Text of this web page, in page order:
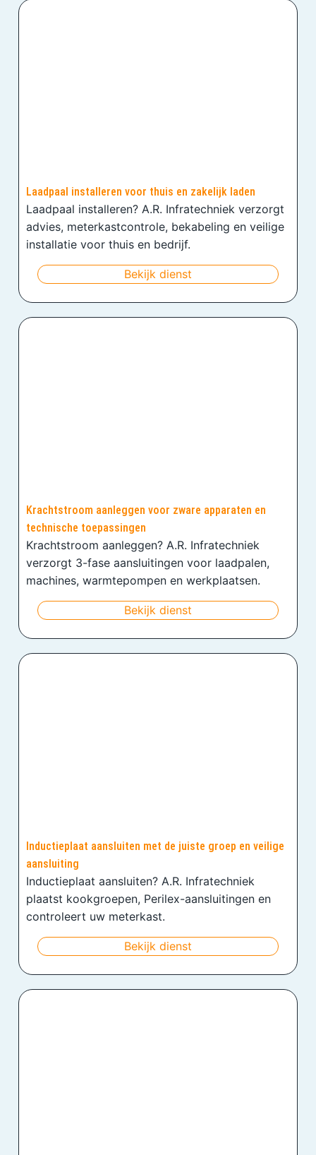
Laadpaal installeren voor thuis en zakelijk laden
Laadpaal installeren? A.R. Infratechniek verzorgt
advies, meterkastcontrole, bekabeling en veilige
installatie voor thuis en bedrijf.
Bekijk dienst
Krachtstroom aanleggen voor zware apparaten en
technische toepassingen
Krachtstroom aanleggen? A.R. Infratechniek
verzorgt 3-fase aansluitingen voor laadpalen,
machines, warmtepompen en werkplaatsen.
Bekijk dienst
Inductieplaat aansluiten met de juiste groep en veilige
aansluiting
Inductieplaat aansluiten? A.R. Infratechniek
plaatst kookgroepen, Perilex-aansluitingen en
controleert uw meterkast.
Bekijk dienst